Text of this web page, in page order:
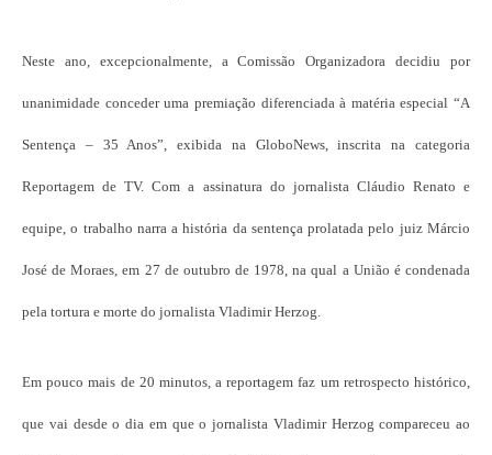
Neste ano, excepcionalmente, a Comissão Organizadora decidiu por
unanimidade conceder uma premiação diferenciada à matéria especial “A
Sentença – 35 Anos”, exibida na GloboNews, inscrita na categoria
Reportagem de TV. Com a assinatura do jornalista Cláudio Renato e
equipe, o trabalho narra a história da sentença prolatada pelo juiz Márcio
José de Moraes, em 27 de outubro de 1978, na qual a União é condenada
pela tortura e morte do jornalista Vladimir Herzog.
Em pouco mais de 20 minutos, a reportagem faz um retrospecto histórico,
que vai desde o dia em que o jornalista Vladimir Herzog compareceu ao